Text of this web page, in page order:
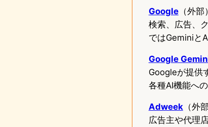
Google（外部）
検索、広告、
ではGeminiと
Google
Googleが提供
各種AI機能へ
Adweek （外
広告主や代理